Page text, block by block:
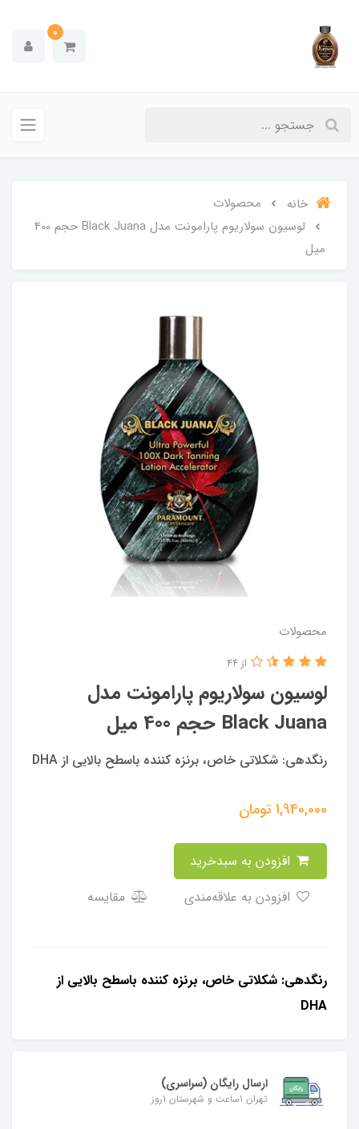
0
خانه
محصولات
لوسیون سولاریوم پارامونت مدل Black Juana حجم 400
میل
محصولات
لوسیون سولاریوم پارامونت مدل
Black Juana حجم 400 میل
از 44
رنگدهی: شكلاتى خاص، برنزه كننده باسطح بالايى از DHA
1,940,000تومان
مقایسه
رنگدهی: شكلاتى خاص، برنزه كننده باسطح بالايى از
DHA
ارسال رایگان (سراسری)
تهران 1ساعت و شهرستان 1روز